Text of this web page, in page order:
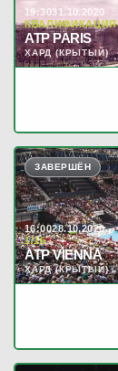
19:3031.10.2020
КВАЛИФИКАЦИЯ
ATP PARIS
ХАРД (КРЫТЫЙ)
ЗАВЕРШЁН
16:0028.10.2020
1/16
ATP VIENNA
ХАРД (КРЫТЫЙ)